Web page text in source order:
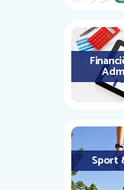
Sport